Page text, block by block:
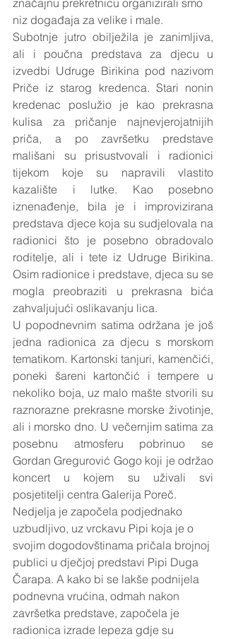
značajnu prekretnicu organizirali smo
niz događaja za velike i male.
Subotnje jutro obilježila je zanimljiva,
ali i poučna predstava za djecu u
izvedbi Udruge Birikina pod nazivom
Priče iz starog kredenca. Stari nonin
kredenac poslužio je kao prekrasna
kulisa za pričanje najnevjerojatnijih
priča, a po završetku predstave
mališani su prisustvovali i radionici
tijekom koje su napravili vlastito
kazalište i lutke. Kao posebno
iznenađenje, bila je i improvizirana
predstava djece koja su sudjelovala na
radionici što je posebno obradovalo
roditelje, ali i tete iz Udruge Birikina.
Osim radionice i predstave, djeca su se
mogla preobraziti u prekrasna bića
zahvaljujući oslikavanju lica.
U popodnevnim satima održana je još
jedna radionica za djecu s morskom
tematikom. Kartonski tanjuri, kamenčići,
poneki šareni kartončić i tempere u
nekoliko boja, uz malo mašte stvorili su
raznorazne prekrasne morske životinje,
ali i morsko dno. U večernjim satima za
posebnu atmosferu pobrinuo se
Gordan Gregurović Gogo koji je održao
koncert u kojem su uživali svi
posjetitelji centra Galerija Poreč.
Nedjelja je započela podjednako
uzbudljivo, uz vrckavu Pipi koja je o
svojim dogodovštinama pričala brojnoj
publici u dječjoj predstavi Pipi Duga
Čarapa. A kako bi se lakše podnijela
podnevna vrućina, odmah nakon
završetka predstave, započela je
radionica izrade lepeza gdje su